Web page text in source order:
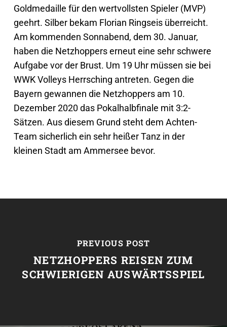
Goldmedaille für den wertvollsten Spieler (MVP)
geehrt. Silber bekam Florian Ringseis überreicht.
Am kommenden Sonnabend, dem 30. Januar,
haben die Netzhoppers erneut eine sehr schwere
Aufgabe vor der Brust. Um 19 Uhr müssen sie bei
WWK Volleys Herrsching antreten. Gegen die
Bayern gewannen die Netzhoppers am 10.
Dezember 2020 das Pokalhalbfinale mit 3:2-
Sätzen. Aus diesem Grund steht dem Achten-
Team sicherlich ein sehr heißer Tanz in der
kleinen Stadt am Ammersee bevor.
PREVIOUS POST
NETZHOPPERS REISEN ZUM
SCHWIERIGEN AUSWÄRTSSPIEL